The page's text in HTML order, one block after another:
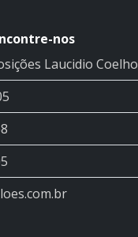
nos
Laucidio Coelho